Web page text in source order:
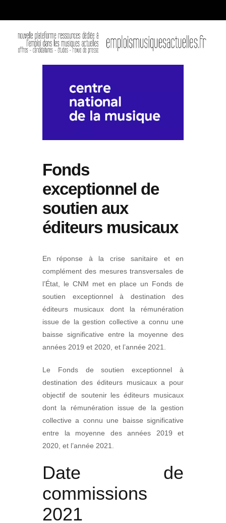
Fonds
exceptionnel de
soutien aux
éditeurs musicaux
En réponse à la crise sanitaire et en
complément des mesures transversales de
l’État, le CNM met en place un Fonds de
soutien exceptionnel à destination des
éditeurs musicaux dont la rémunération
issue de la gestion collective a connu une
baisse significative entre la moyenne des
années 2019 et 2020, et l’année 2021.
Le Fonds de soutien exceptionnel à
destination des éditeurs musicaux a pour
objectif de soutenir les éditeurs musicaux
dont la rémunération issue de la gestion
collective a connu une baisse significative
entre la moyenne des années 2019 et
2020, et l’année 2021.
Date de
commissions
2021